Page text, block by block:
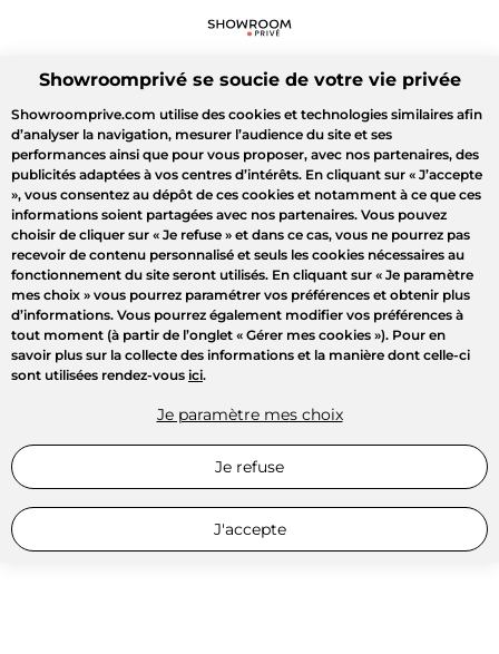
Showroomprivé se soucie de votre vie privée
Showroomprive.com utilise des cookies et technologies similaires afin
d’analyser la navigation, mesurer l’audience du site et ses
performances ainsi que pour vous proposer, avec nos partenaires, des
publicités adaptées à vos centres d’intérêts. En cliquant sur « J’accepte
», vous consentez au dépôt de ces cookies et notamment à ce que ces
informations soient partagées avec nos partenaires. Vous pouvez
choisir de cliquer sur « Je refuse » et dans ce cas, vous ne pourrez pas
recevoir de contenu personnalisé et seuls les cookies nécessaires au
fonctionnement du site seront utilisés. En cliquant sur « Je paramètre
mes choix » vous pourrez paramétrer vos préférences et obtenir plus
d’informations. Vous pourrez également modifier vos préférences à
tout moment (à partir de l’onglet « Gérer mes cookies »). Pour en
savoir plus sur la collecte des informations et la manière dont celle-ci
sont utilisées rendez-vous ici.
Je paramètre mes choix
Je refuse
J'accepte